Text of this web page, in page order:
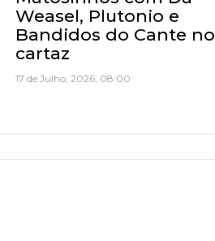
Weasel, Plutonio e
Bandidos do Cante no
cartaz
17 de Julho, 2026, 08:00